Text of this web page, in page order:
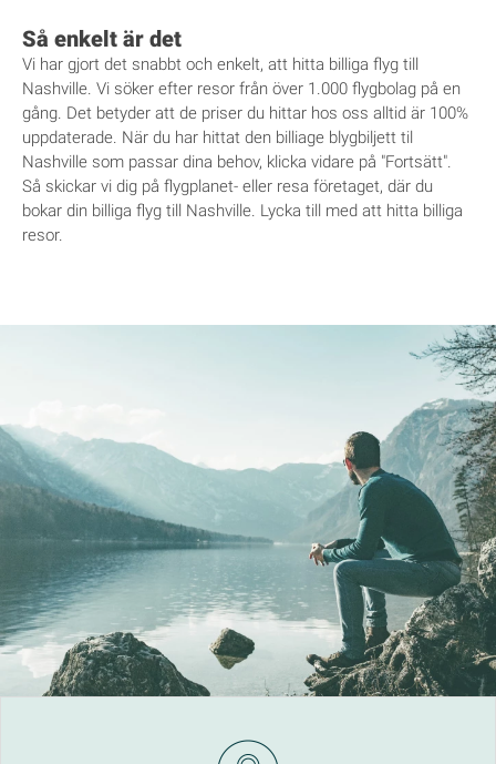
Så enkelt är det
Vi har gjort det snabbt och enkelt, att hitta billiga flyg till
Nashville. Vi söker efter resor från över 1.000 flygbolag på en
gång. Det betyder att de priser du hittar hos oss alltid är 100%
uppdaterade. När du har hittat den billiage blygbiljett til
Nashville som passar dina behov, klicka vidare på "Fortsätt".
Så skickar vi dig på flygplanet- eller resa företaget, där du
bokar din billiga flyg till Nashville. Lycka till med att hitta billiga
resor.